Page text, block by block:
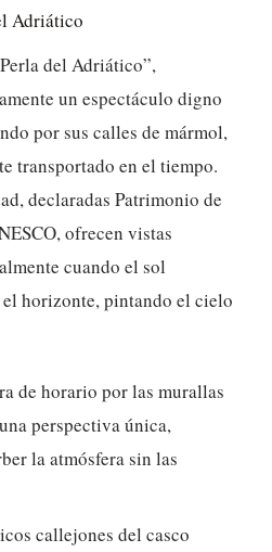
Adriático
del Adriático”,
un espectáculo digno
por sus calles de mármol,
transportado en el tiempo.
declaradas Patrimonio de
ofrecen vistas
cuando el sol
el horizonte, pintando el cielo
de horario por las murallas
perspectiva única,
la atmósfera sin las
callejones del casco